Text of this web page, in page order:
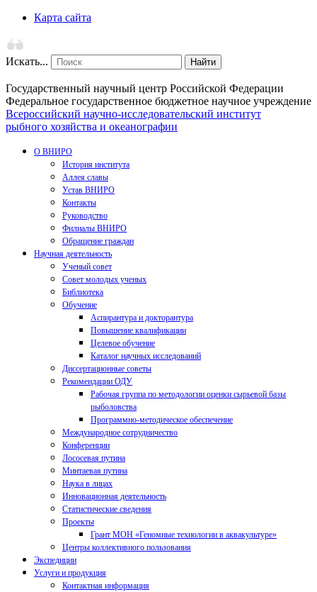
Карта сайта
Искать... Найти
Государственный научный центр Российской Федерации
Федеральное государственное бюджетное научное учреждение
Всероссийский научно-исследовательский институт
рыбного хозяйства и океанографии
О ВНИРО
История института
Аллея славы
Устав ВНИРО
Контакты
Руководство
Филиалы ВНИРО
Обращение граждан
Научная деятельность
Ученый совет
Совет молодых ученых
Библиотека
Обучение
Аспирантура и докторантура
Повышение квалификации
Целевое обучение
Каталог научных исследований
Диссертационные советы
Рекомендации ОДУ
Рабочая группа по методологии оценки сырьевой базы
рыболовства
Программно-методическое обеспечение
Международное сотрудничество
Конференции
Лососевая путина
Минтаевая путина
Наука в лицах
Инновационная деятельность
Статистические сведения
Проекты
Грант МОН «Геномные технологии в аквакультуре»
Центры коллективного пользования
Экспедиции
Услуги и продукция
Контактная информация